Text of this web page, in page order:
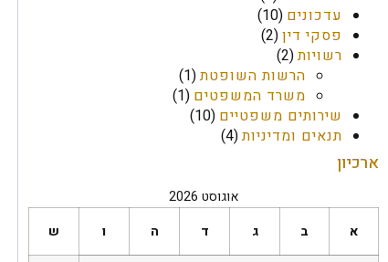
עדכונים (10)
פסקי דין(2)
רשויות(2)
הרשות השופטת(1)
משרד המשפטים (1)
שירותים משפטיים (10)
תנאים ומדיניות(4)
ארכיון
אוגוסט 2026
א
ב ג ד ה ו ש